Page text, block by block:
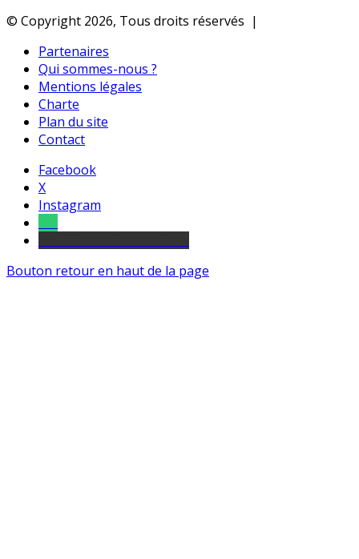
© Copyright 2026, Tous droits réservés |
Partenaires
Qui sommes-nous ?
Mentions légales
Charte
Plan du site
Contact
Facebook
X
Instagram
Bouton retour en haut de la page